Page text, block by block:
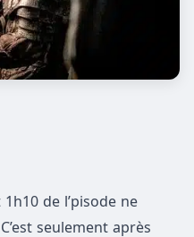
de l’pisode ne
seulement après